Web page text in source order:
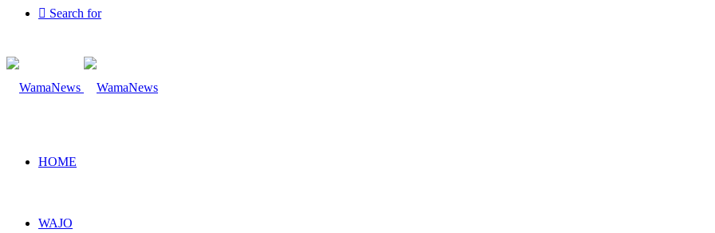
Search for
HOME
WAJO